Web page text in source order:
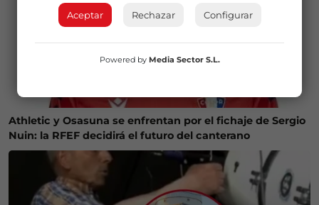
Athletic y Osasuna se enfrentan por el fichaje de Sergio
Nuin: la RFEF decidirá el futuro del canterano
Aceptar Rechazar Configurar
Powered by Media Sector S.L.